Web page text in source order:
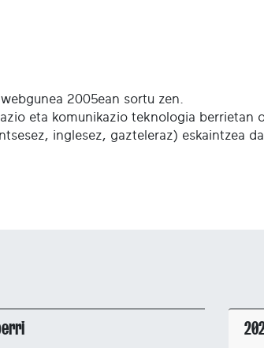
2005ean sortu zen.
eta komunikazio teknologia berrietan
inglesez, gazteleraz) eskaintzea da.